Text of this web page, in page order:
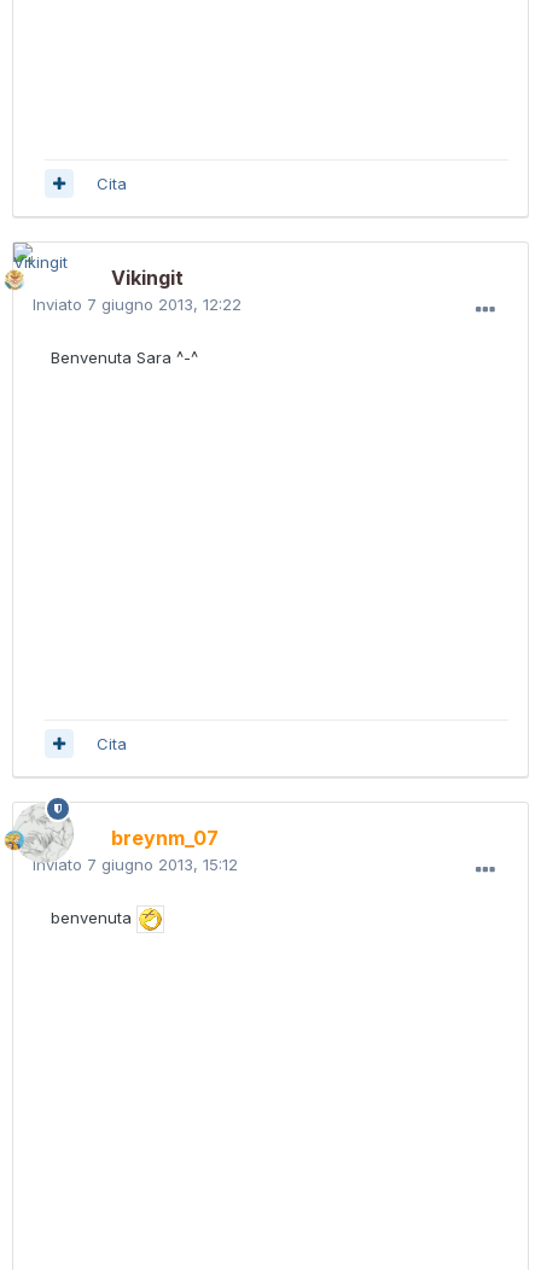
Cita
Vikingit
Inviato 7 giugno 2013, 12:22
Benvenuta Sara ^-^
Cita
breynm_07
Inviato 7 giugno 2013, 15:12
benvenuta